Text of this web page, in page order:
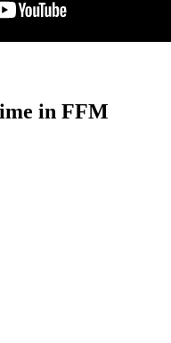
in FFM